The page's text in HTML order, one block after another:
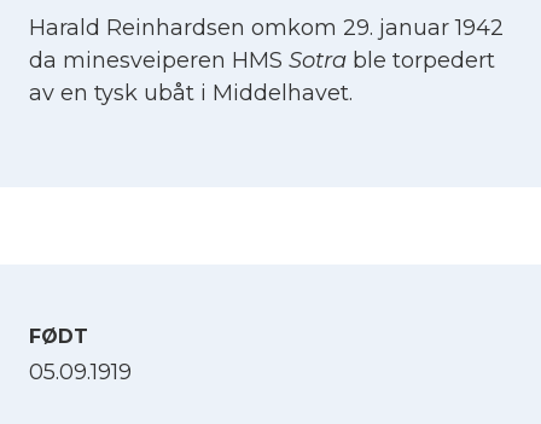
Harald Reinhardsen omkom 29. januar 1942
da minesveiperen HMS Sotra ble torpedert
av en tysk ubåt i Middelhavet.
FØDT
05.09.1919